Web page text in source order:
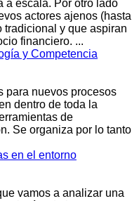
a escala. Por otro lado
actores ajenos (hasta
tradicional y que aspiran
financiero. ...
y Competencia
para nuevos procesos
dentro de toda la
de
Se organiza por lo tanto
en el entorno
vamos a analizar una